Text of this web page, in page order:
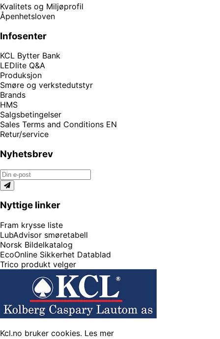
Kvalitets og Miljøprofil
Åpenhetsloven
Infosenter
KCL Bytter Bank
LEDlite Q&A
Produksjon
Smøre og verkstedutstyr
Brands
HMS
Salgsbetingelser
Sales Terms and Conditions EN
Retur/service
Nyhetsbrev
Nyttige linker
Fram krysse liste
LubAdvisor smøretabell
Norsk Bildelkatalog
EcoOnline Sikkerhet Datablad
Trico produkt velger
Kcl.no bruker cookies. Les mer